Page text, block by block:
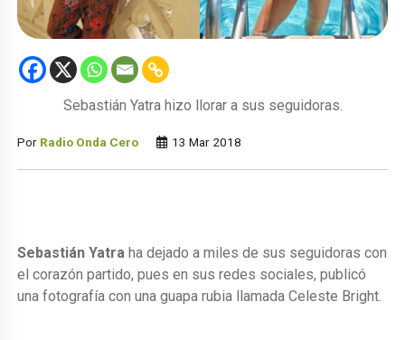
Sebastián Yatra hizo llorar a sus seguidoras.
Por Radio Onda Cero 13 Mar 2018
Sebastián Yatra ha dejado a miles de sus seguidoras con
el corazón partido, pues en sus redes sociales, publicó
una fotografía con una guapa rubia llamada Celeste Bright.